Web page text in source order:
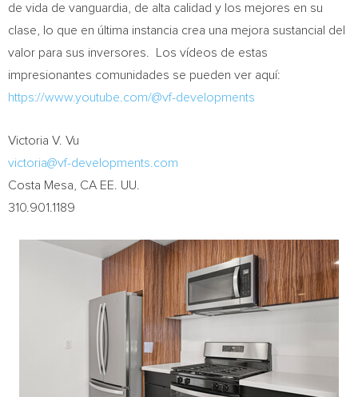
de vida de vanguardia, de alta calidad y los mejores en su
clase, lo que en última instancia crea una mejora sustancial del
valor para sus inversores. Los vídeos de estas
impresionantes comunidades se pueden ver aquí:
https://www.youtube.com/@vf-developments
Victoria V. Vu
victoria@vf-developments.com
Costa Mesa, CA EE. UU.
310.901.1189